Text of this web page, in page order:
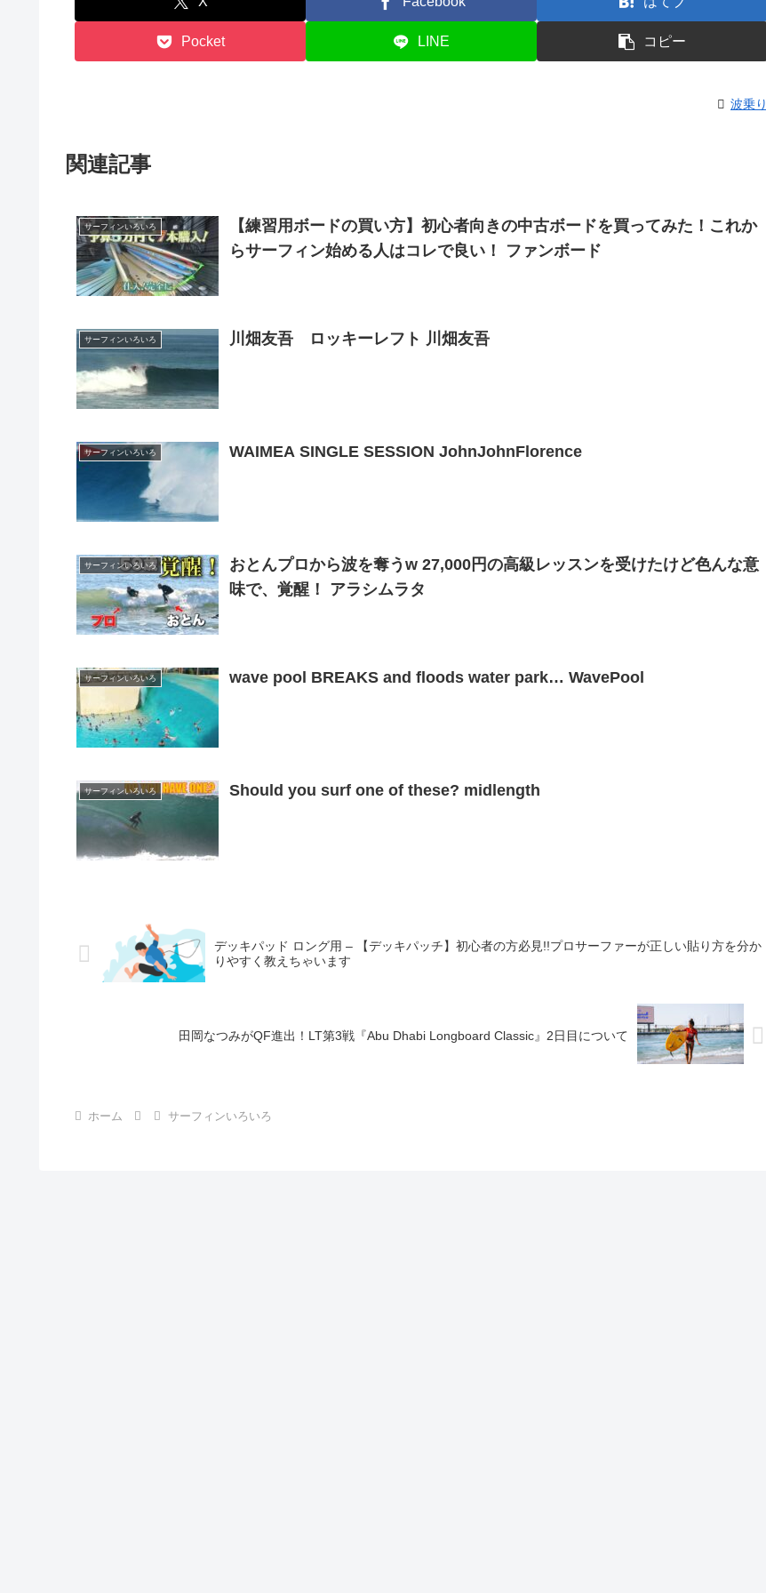
Pocket LINE コピー
波乗り
関連記事
サーフィンいろいろ
【練習用ボードの買い方】初心者向きの中古ボードを買ってみた！これか
らサーフィン始める人はコレで良い！ ファンボード
サーフィンいろいろ 川畑友吾 ロッキーレフト 川畑友吾
サーフィンいろいろ WAIMEA SINGLE SESSION JohnJohnFlorence
サーフィンいろいろ
おとんプロから波を奪うw 27,000円の高級レッスンを受けたけど色んな意
味で、覚醒！ アラシムラタ
サーフィンいろいろ wave pool BREAKS and floods water park… WavePool
サーフィンいろいろ Should you surf one of these? midlength
デッキパッド ロング用 – 【デッキパッチ】初心者の方必見!!プロサーファーが正しい貼り方を分か
りやすく教えちゃいます
田岡なつみがQF進出！LT第3戦『Abu Dhabi Longboard Classic』2日目について
ホーム サーフィンいろいろ